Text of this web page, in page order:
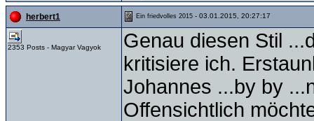
herbert1 Ein friedvolles 2015 - 03.01.2015, 20:27:17
2353 Posts - Magyar Vagyok
Genau diesen Stil
kritisiere ich.
Johannes ...by by
Offensichtlich